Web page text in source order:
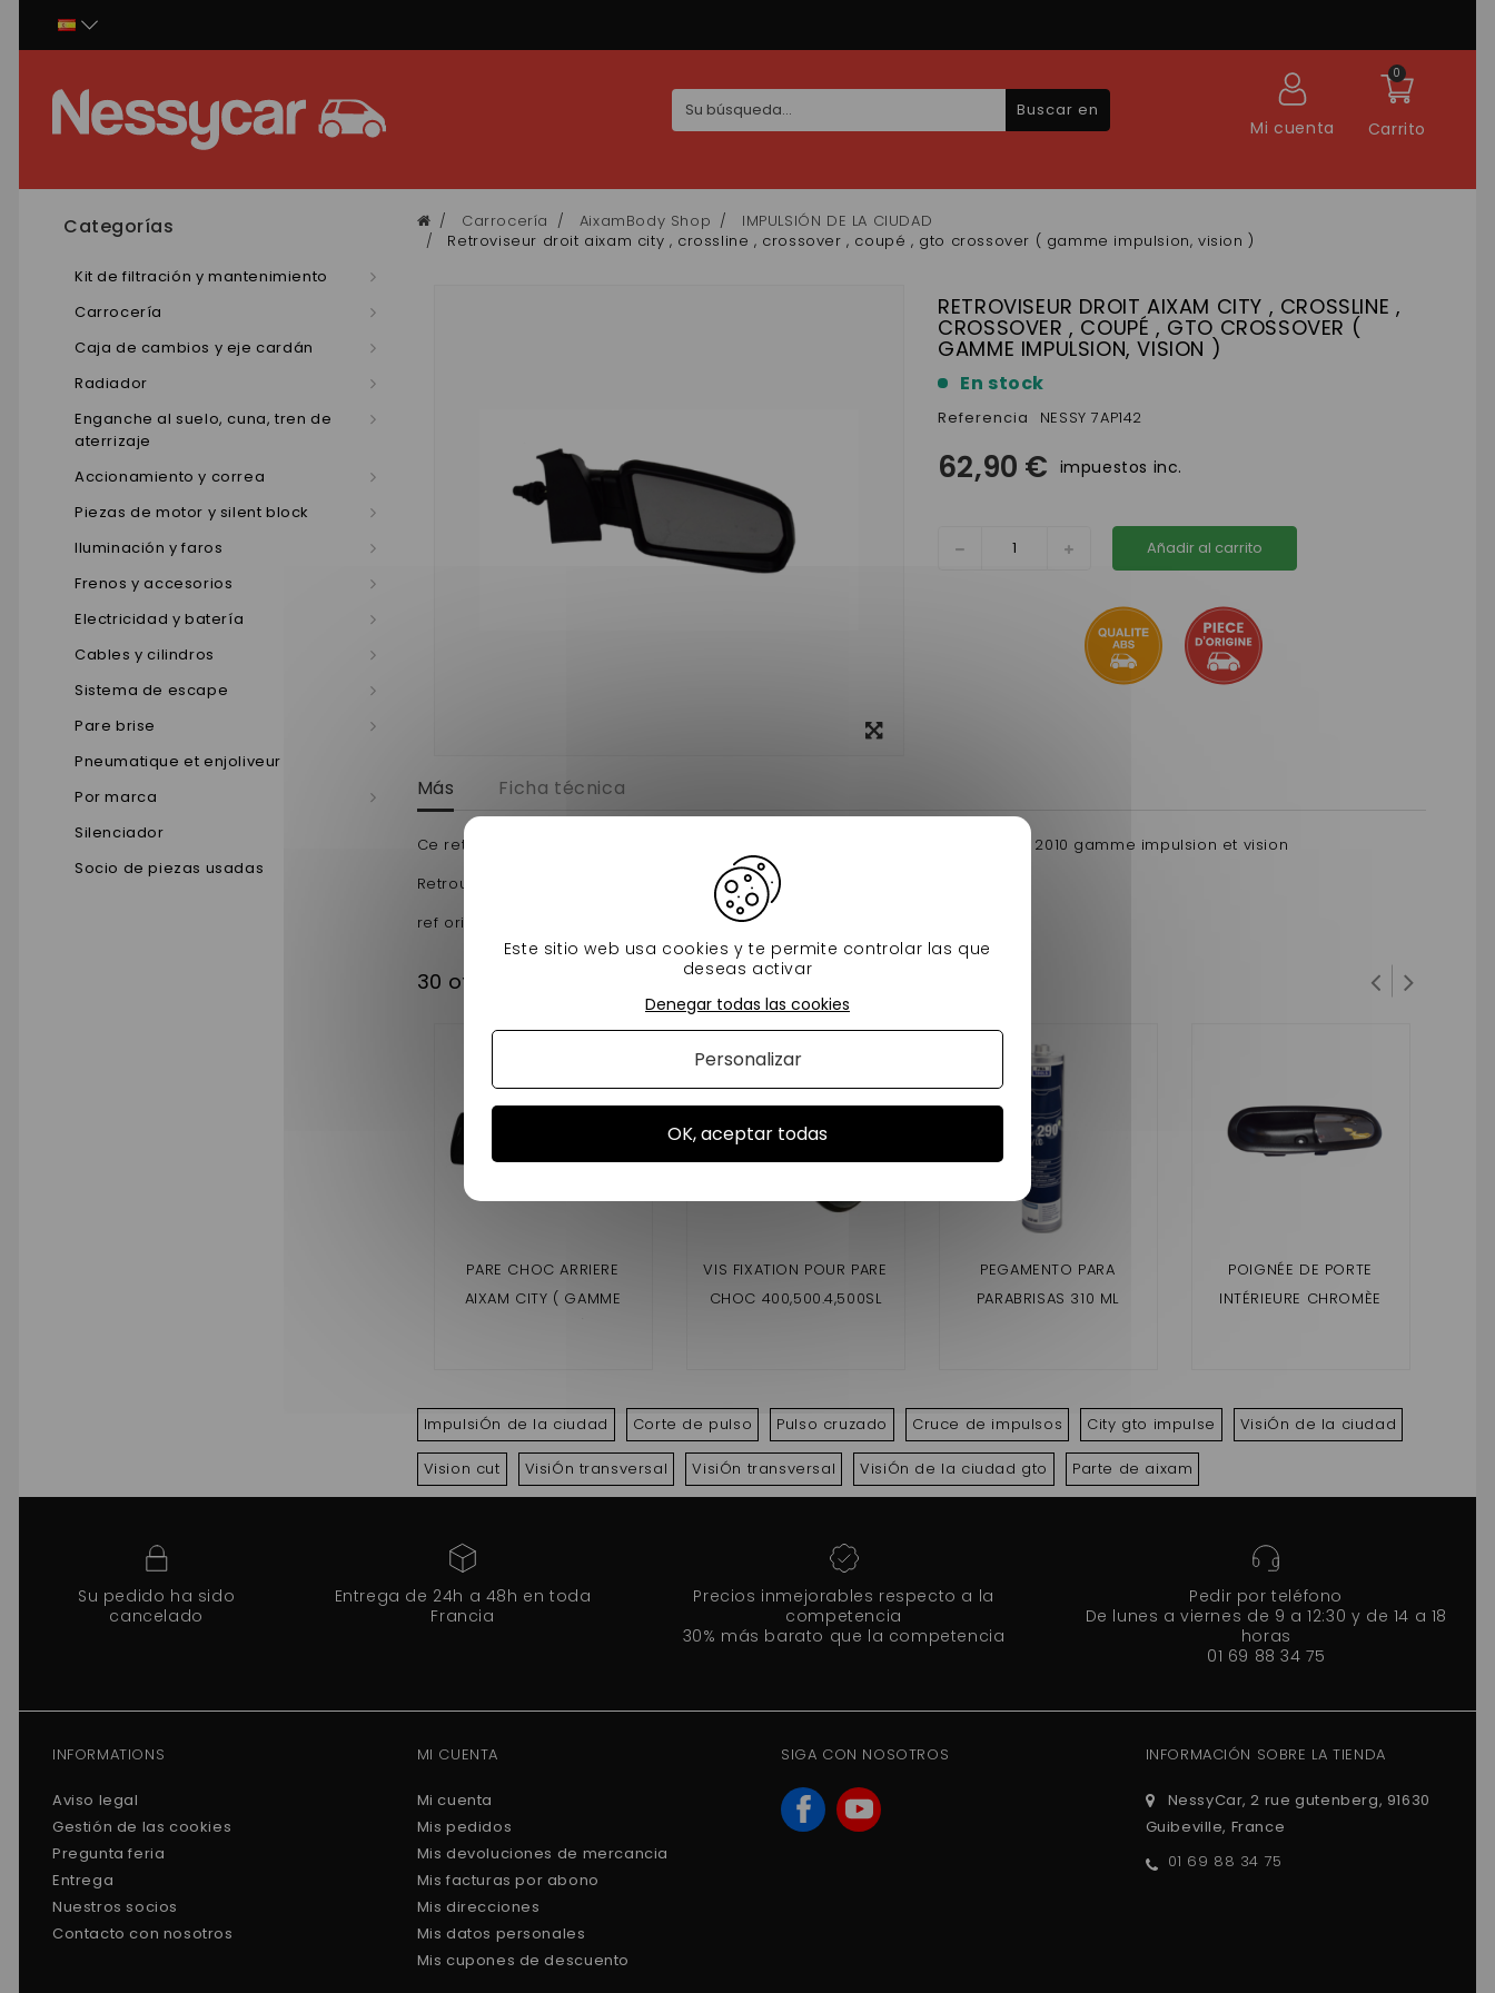
Carrito
0
Mi cuenta
Buscar en
Categorías
Kit de filtración y mantenimiento
Carrocería
Caja de cambios y eje cardán
Radiador
Enganche al suelo, cuna, tren de
aterrizaje
Accionamiento y correa
Piezas de motor y silent block
Iluminación y faros
Frenos y accesorios
Electricidad y batería
Cables y cilindros
Sistema de escape
Pare brise
Pneumatique et enjoliveur
Por marca
Silenciador
Socio de piezas usadas
Carrocería AixamBody Shop
IMPULSIÓN DE LA CIUDAD
Retroviseur droit aixam city , crossline , crossover , coupé , gto crossover ( gamme impulsion, vision )
RETROVISEUR DROIT AIXAM CITY , CROSSLINE ,
CROSSOVER , COUPÉ , GTO CROSSOVER (
GAMME IMPULSION, VISION )
En stock
Referencia NESSY 7AP142
62,90 € impuestos inc.
Añadir al carrito
Más Ficha técnica
Ce retroviseur droit vsp aixam city gto coupe crossline crossover a partir de 2010 gamme impulsion et vision
Retrouvez nous chez www.nessycar.fr
ref origine 7AP142
30 otros productos en la misma categoría:
PARE CHOC ARRIERE
AIXAM CITY ( GAMME
VIS FIXATION POUR PARE
CHOC 400,500.4,500SL
GTO,CROSSOVER ,MEGA
PEGAMENTO PARA
PARABRISAS 310 ML
POIGNÉE DE PORTE
INTÉRIEURE CHROMÈE
ImpulsiÓn de la ciudad Corte de pulso Pulso cruzado Cruce de impulsos City gto impulse VisiÓn de la ciudad
Vision cut VisiÓn transversal VisiÓn transversal VisiÓn de la ciudad gto Parte de aixam
Su pedido ha sido
cancelado
Entrega de 24h a 48h en toda
Francia
Precios inmejorables respecto a la
competencia
30% más barato que la competencia
Pedir por teléfono
De lunes a viernes de 9 a 12:30 y de 14 a 18
horas
01 69 88 34 75
INFORMATIONS
Aviso legal
Gestión de las cookies
Pregunta feria
Entrega
Nuestros socios
Contacto con nosotros
MI CUENTA
Mi cuenta
Mis pedidos
Mis devoluciones de mercancia
Mis facturas por abono
Mis direcciones
Mis datos personales
Mis cupones de descuento
SIGA CON NOSOTROS INFORMACIÓN SOBRE LA TIENDA
NessyCar, 2 rue gutenberg, 91630
Guibeville, France
01 69 88 34 75
Este sitio web usa cookies y te permite controlar las que
deseas activar
OK, aceptar todas
Denegar todas las cookies
Personalizar